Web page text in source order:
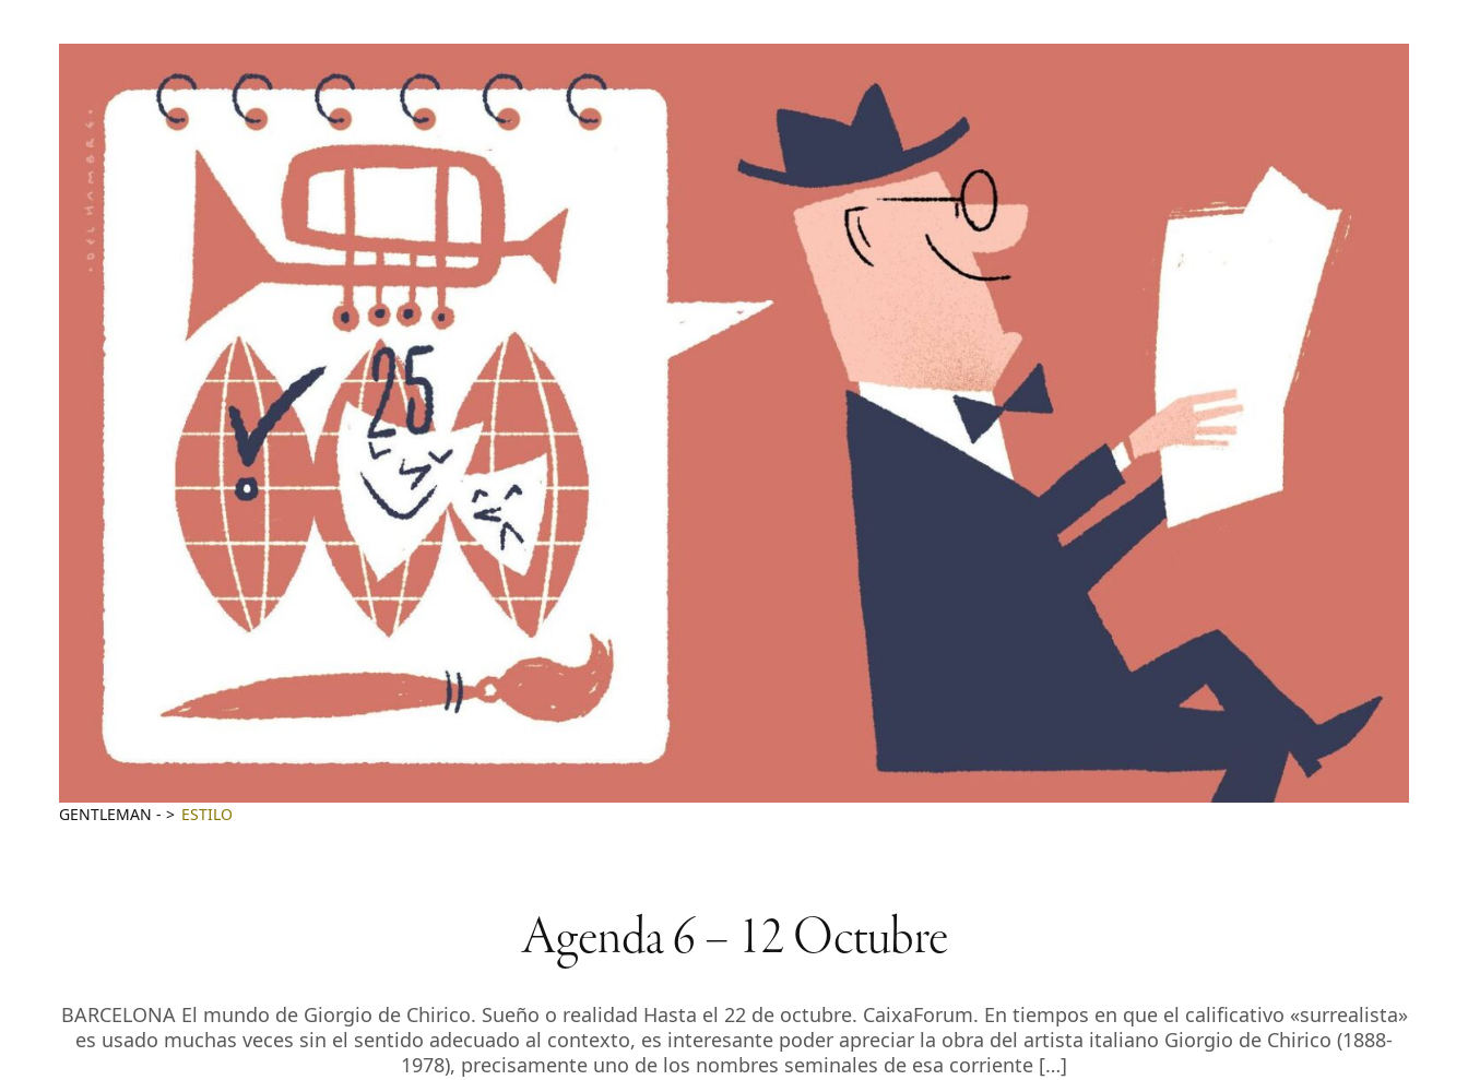
GENTLEMAN - ESTILO
Agenda 6 – 12 Octubre
BARCELONA El mundo de Giorgio de Chirico. Sueño o realidad Hasta el 22 de octubre. CaixaForum. En tiempos en que el calificativo «surrealista»
es usado muchas veces sin el sentido adecuado al contexto, es interesante poder apreciar la obra del artista italiano Giorgio de Chirico (1888-
1978), precisamente uno de los nombres seminales de esa corriente […]